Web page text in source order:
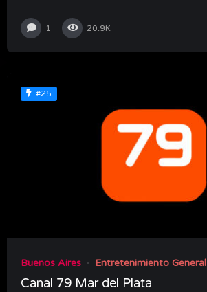
1 20.9K
#25
Buenos Aires Entretenimiento General
Canal 79 Mar del Plata